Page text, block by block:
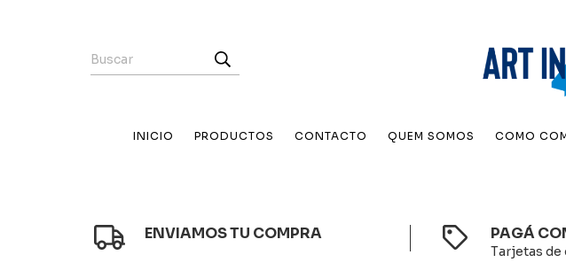
INICIO PRODUCTOS CONTACTO QUEM SOMOS COMO
ENVIAMOS TU COMPRA PAGÁ
Tarjetas